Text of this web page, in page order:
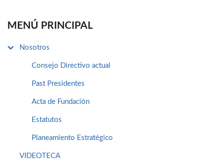
MENÚ PRINCIPAL
Nosotros
Consejo Directivo actual
Past Presidentes
Acta de Fundación
Estatutos
Planeamiento Estratégico
VIDEOTECA